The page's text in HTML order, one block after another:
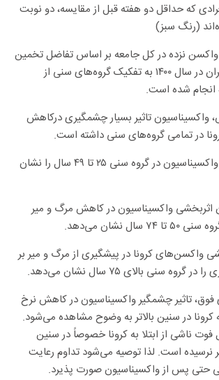
که حداقل دو هفته قبل از مقایسه، دو نوبت
(رنگ سبز)
واکسن نزده در کل جامعه بر اساس تفاضل تخمین
جمعیت مرکز آمار ایران در سال ۱۴۰۰ به تفکیک گروه‌های سنی از
شده است.
واکسیناسیون تاثیر بسیار چشمگیری درکاهش
در تمامی گروه‌های سنی داشته است.
نمودارهای زیر تأثیر واکسیناسیون در گروه سنی ۲۵ تا ۴۹ سال را نشان
اثربخشی واکسیناسیون در کاهش مرگ و میر
نشان می‌دهد.
واکسن‌های کرونا در پیشگیری از مرگ و میر بر
سنی بالای ۷۵ سال نشان می‌دهد.
فوق، تاثیر چشمگیر واکسیناسیون در کاهش نرخ
کرونا در سنین بالاتر به وضوح مشاهده می‌شود.
فوت ناشی از ابتلا به کرونا خصوصاً در سنین
به صفر نرسیده است. لذا توصیه می‌شود تداوم رعایت
حتی پس از واکسیناسیون صورت پذیرد.